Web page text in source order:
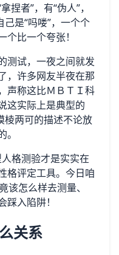
捏者”，有“伪人”，
是“吗喽”，一个个
比一个夸张！
测试，一夜之间就发
，许多网友半夜在那
声称这比ＭＢＴＩ科
这实际上是典型的
棱两可的描述不论放
格测验才是实实在
格评定工具。今日咱
该怎么样去测量、
入陷阱！
关系